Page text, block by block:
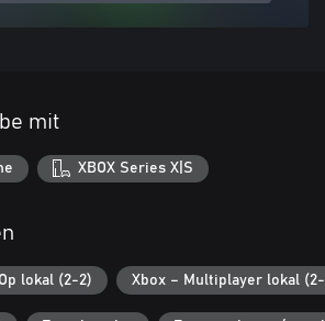
mit
XBOX Series X|S
lokal (2-2) Xbox – Multiplayer lokal